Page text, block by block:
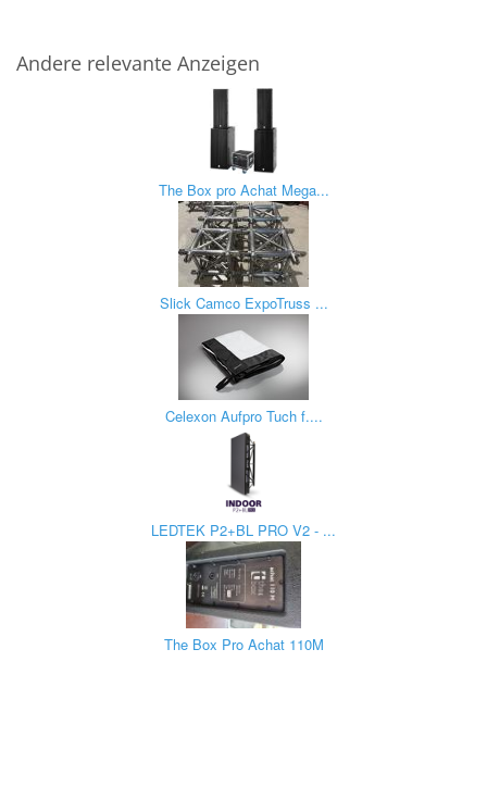
Andere relevante Anzeigen
The Box pro Achat Mega...
Slick Camco ExpoTruss ...
Celexon Aufpro Tuch f....
LEDTEK P2+BL PRO V2 - ...
The Box Pro Achat 110M